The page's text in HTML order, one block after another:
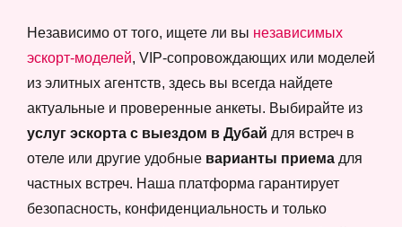
Независимо от того, ищете ли вы независимых
эскорт-моделей, VIP-сопровождающих или моделей
из элитных агентств, здесь вы всегда найдете
актуальные и проверенные анкеты. Выбирайте из
услуг эскорта с выездом в Дубай для встреч в
отеле или другие удобные варианты приема для
частных встреч. Наша платформа гарантирует
безопасность, конфиденциальность и только